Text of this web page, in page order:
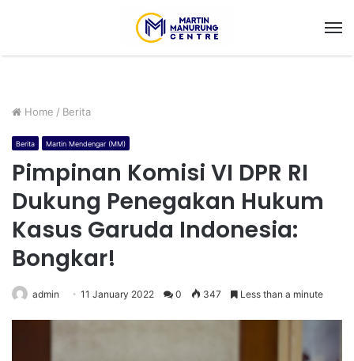
Home / Berita
Berita Martin Mendengar (MM)
Pimpinan Komisi VI DPR RI
Dukung Penegakan Hukum
Kasus Garuda Indonesia:
Bongkar!
admin 11 January 2022 0 347 Less than a minute